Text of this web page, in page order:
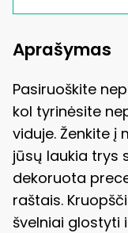
Aprašymas
Pasiruoškite
kol tyrinėsite
viduje. Ženkite į
jūsų laukia trys
dekoruota
raštais.
švelniai glostyti